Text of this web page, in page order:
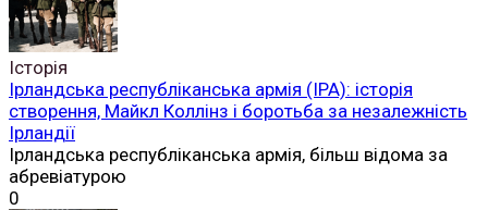
Історія
Ірландська республіканська армія (ІРА): історія
створення, Майкл Коллінз і боротьба за незалежність
Ірландії
Ірландська республіканська армія, більш відома за
абревіатурою
0